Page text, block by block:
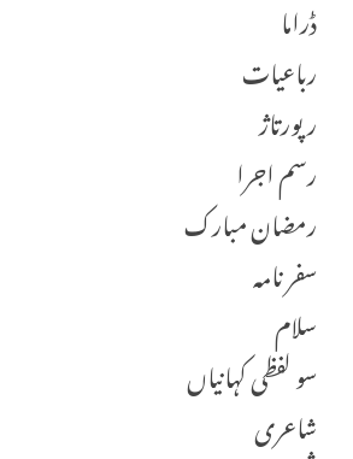
ڈراما
رباعیات
رپورتاژ
رسم اجرا
رمضان مبارک
سفر نامہ
سلام
سو لفظی کہانیاں
شاعری